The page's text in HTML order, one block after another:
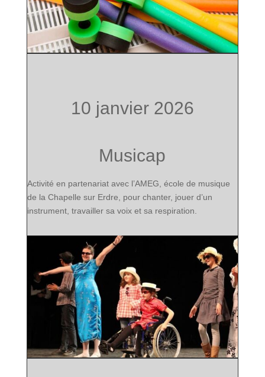
10 janvier 2026
Musicap
Activité en partenariat avec l’AMEG, école de musique
de la Chapelle sur Erdre, pour chanter, jouer d’un
instrument, travailler sa voix et sa respiration.